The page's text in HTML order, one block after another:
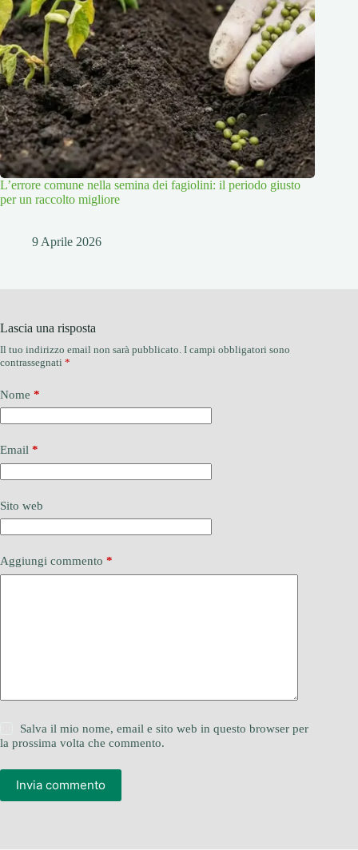
L’errore comune nella semina dei fagiolini: il periodo giusto
per un raccolto migliore
9 Aprile 2026
Lascia una risposta
Il tuo indirizzo email non sarà pubblicato. I campi obbligatori sono
contrassegnati *
Nome *
Email *
Sito web
Aggiungi commento *
Salva il mio nome, email e sito web in questo browser per
la prossima volta che commento.
Invia commento